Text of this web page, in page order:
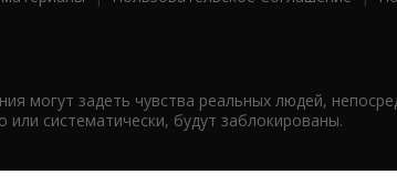
задеть чувства реальных людей,
систематически, будут заблокированы.